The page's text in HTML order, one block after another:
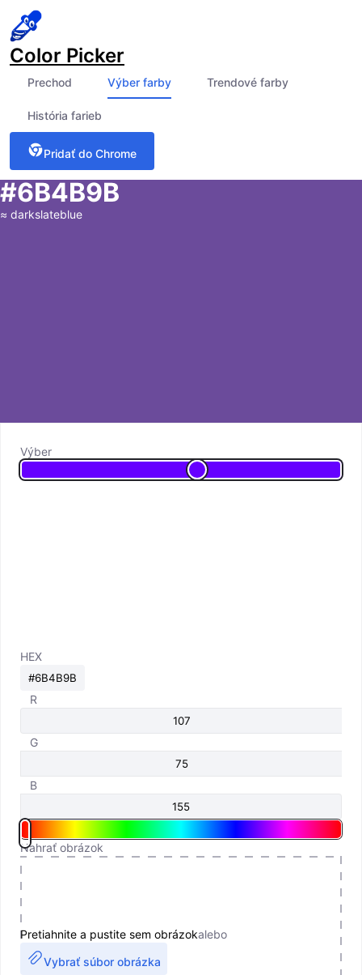
Color Picker
Prechod Výber farby Trendové farby
História farieb
Pridať do Chrome
#6B4B9B
≈ darkslateblue
Výber
HEX
R
G
B
Nahrať obrázok
Pretiahnite a pustite sem obrázokalebo
Vybrať súbor obrázka